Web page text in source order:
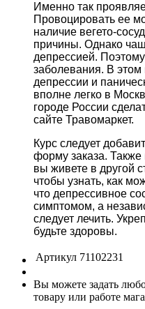
Именно так
Провоцировать ее
наличие вегето-
причины. Однако
депрессией.
заболевания. В этом
депрессии и
вполне легко в
городе России
сайте Травомаркет.
Курс следует
форму заказа.
вы живете в другой
чтобы узнать, как
что депрессивное
симптомом, а
следует лечить.
будьте здоровы.
Артикул 71102231
Вы можете задать
товару или работе